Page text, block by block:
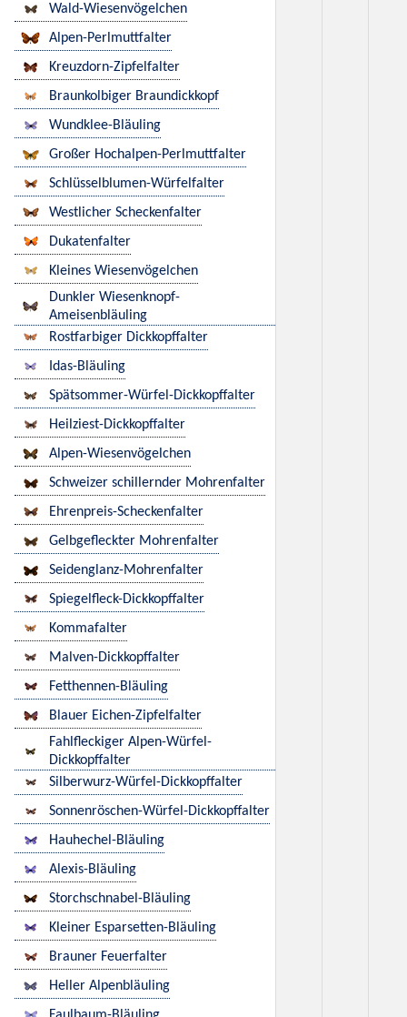
Wald-Wiesenvögelchen
Alpen-Perlmuttfalter
Kreuzdorn-Zipfelfalter
Braunkolbiger Braundickkopf
Wundklee-Bläuling
Großer Hochalpen-Perlmuttfalter
Schlüsselblumen-Würfelfalter
Westlicher Scheckenfalter
Dukatenfalter
Kleines Wiesenvögelchen
Dunkler Wiesenknopf-
Ameisenbläuling
Rostfarbiger Dickkopffalter
Idas-Bläuling
Spätsommer-Würfel-Dickkopffalter
Heilziest-Dickkopffalter
Alpen-Wiesenvögelchen
Schweizer schillernder Mohrenfalter
Ehrenpreis-Scheckenfalter
Gelbgefleckter Mohrenfalter
Seidenglanz-Mohrenfalter
Spiegelfleck-Dickkopffalter
Kommafalter
Malven-Dickkopffalter
Fetthennen-Bläuling
Blauer Eichen-Zipfelfalter
Fahlfleckiger Alpen-Würfel-
Dickkopffalter
Silberwurz-Würfel-Dickkopffalter
Sonnenröschen-Würfel-Dickkopffalter
Hauhechel-Bläuling
Alexis-Bläuling
Storchschnabel-Bläuling
Kleiner Esparsetten-Bläuling
Brauner Feuerfalter
Heller Alpenbläuling